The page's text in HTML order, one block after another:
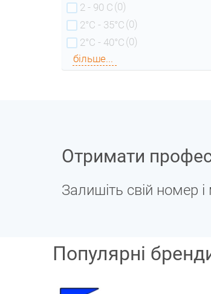
2 - 90 С (0)
2°C - 35°C (0)
2°C - 40°C (0)
більше...
Отримати
Залишіть свій номер
Популярні